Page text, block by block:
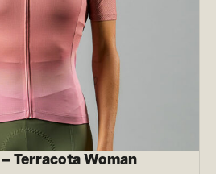
Terracota Woman